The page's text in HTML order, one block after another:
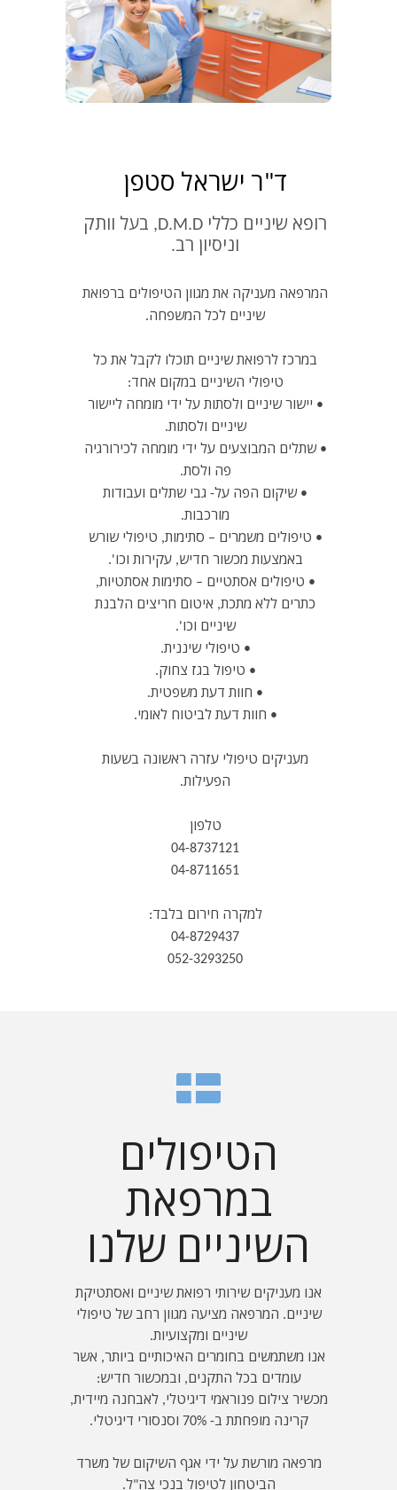
ד"ר ישראל סטפן
רופא שיניים כללי D.M.D, בעל וותק
וניסיון רב.
המרפאה מעניקה את מגוון הטיפולים ברפואת
שיניים לכל המשפחה.
במרכז לרפואת שיניים תוכלו לקבל את כל
טיפולי השיניים במקום אחד:
• יישור שיניים ולסתות על ידי מומחה ליישור
שיניים ולסתות.
• שתלים המבוצעים על ידי מומחה לכירורגיה
פה ולסת.
• שיקום הפה על- גבי שתלים ועבודות
מורכבות.
• טיפולים משמרים – סתימות, טיפולי שורש
באמצעות מכשור חדיש, עקירות וכו'.
• טיפולים אסתטיים – סתימות אסתטיות,
כתרים ללא מתכת, איטום חריצים הלבנת
שיניים וכו'.
• טיפולי שיננית.
• טיפול בגז צחוק.
• חוות דעת משפטית.
• חוות דעת לביטוח לאומי.
מעניקים טיפולי עזרה ראשונה בשעות
הפעילות.
טלפון
04-8737121
04-8711651
למקרה חירום בלבד:
04-8729437
052-3293250
הטיפולים
במרפאת
השיניים שלנו
אנו מעניקים שירותי רפואת שיניים ואסתטיקת
שיניים. המרפאה מציעה מגוון רחב של טיפולי
שיניים ומקצועיות.
אנו משתמשים בחומרים האיכותיים ביותר, אשר
עומדים בכל התקנים, ובמכשור חדיש:
מכשיר צילום פנוראמי דיגיטלי, לאבחנה מיידית,
קרינה מופחתת ב- 70% וסנסורי דיגיטלי.
מרפאה מורשת על ידי אגף השיקום של משרד
הביטחון לטיפול בנכי צה"ל.